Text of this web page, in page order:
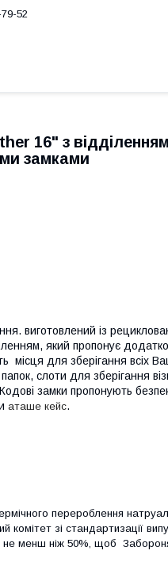
52
16" з
замками
виготовлений із
який пропонує
місця для зберігання всіх
слоти для зберігання
замки пропонують
аташе кейс.
перероблення
зі стандартизації
не менш ніж 50%, щоб